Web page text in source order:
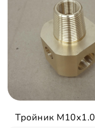
Тройник М10х1.0